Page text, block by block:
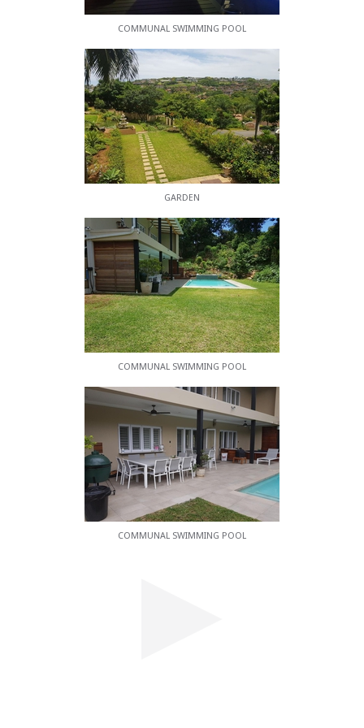
COMMUNAL SWIMMING POOL
GARDEN
COMMUNAL SWIMMING POOL
COMMUNAL SWIMMING POOL